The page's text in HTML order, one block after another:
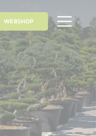
WEBSHOP